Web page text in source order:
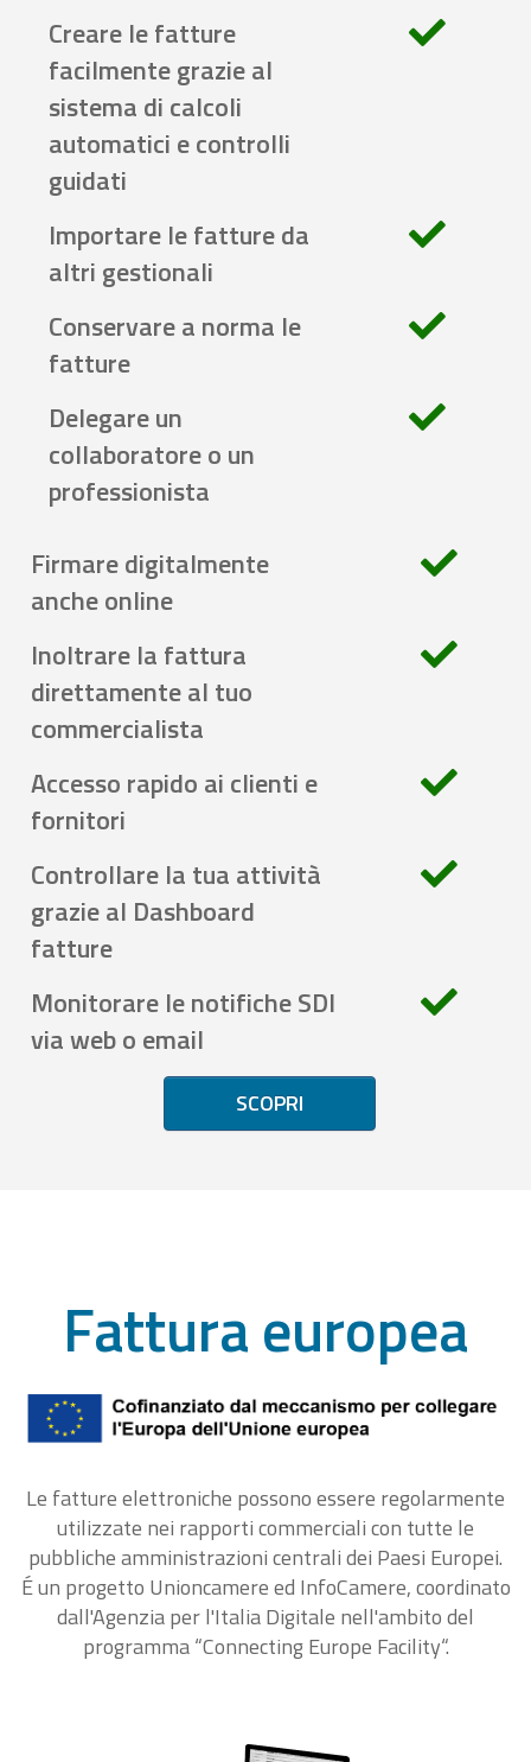
Creare le fatture
facilmente grazie al
sistema di calcoli
automatici e controlli
guidati
Importare le fatture da
altri gestionali
Conservare a norma le
fatture
Delegare un
collaboratore o un
professionista
Firmare digitalmente
anche online
Inoltrare la fattura
direttamente al tuo
commercialista
Accesso rapido ai clienti e
fornitori
Controllare la tua attività
grazie al Dashboard
fatture
Monitorare le notifiche SDI
via web o email
SCOPRI
Fattura europea
Le fatture elettroniche possono essere regolarmente
utilizzate nei rapporti commerciali con tutte le
pubbliche amministrazioni centrali dei Paesi Europei.
É un progetto Unioncamere ed InfoCamere, coordinato
dall'Agenzia per l'Italia Digitale nell'ambito del
programma “Connecting Europe Facility“.